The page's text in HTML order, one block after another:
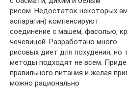
рисом. Недостаток некоторых
аспарагин) компенсируют
соединение с машем, фасолью,
чечевицей. Разработано много
рисовых диет для похудения, но
методы подходят не всем.
правильного питания и желая
можно рационально